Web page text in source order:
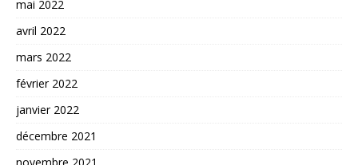
mai 2022
avril 2022
mars 2022
février 2022
janvier 2022
décembre 2021
novembre 2021